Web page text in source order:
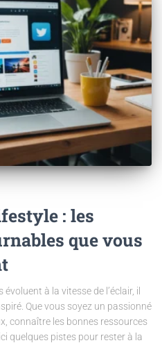
: les
que vous
à la vitesse de l’éclair, il
Que vous soyez un passionné
connaître les bonnes ressources
quelques pistes pour rester à la